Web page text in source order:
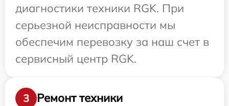
диагностики техники RGK. При
серьезной неисправности мы
обеспечим перевозку за наш счет в
сервисный центр RGK.
3
Ремонт техники